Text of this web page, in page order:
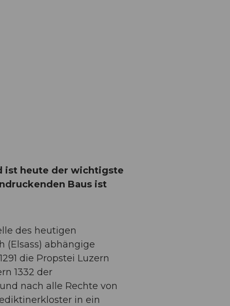
ist heute der wichtigste
Baus ist
des heutigen
(Elsass) abhängige
die Propstei Luzern
1332 der
nach alle Rechte von
in ein